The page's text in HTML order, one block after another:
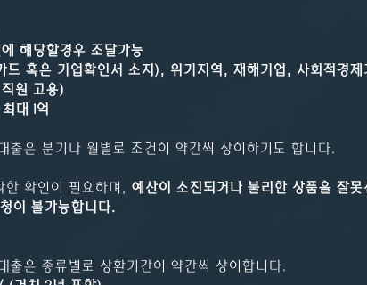
해당할경우 조달가능
드 혹은 기업확인서 소지), 위기지역, 재해기업, 사회적경
원 고용)
대 1억
출은 분기나 월별로 조건이 약간씩 상이하기도 합니다.
한 확인이 필요하며, 예산이 소진되거나 불리한 상품을 잘
이 불가능합니다.
출은 종류별로 상환기간이 약간씩 상이합니다.